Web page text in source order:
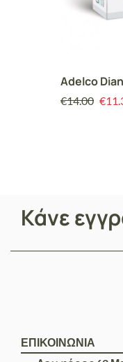
Adelco
€14.00 €
Κάνε
ΕΠΙΚΟΙΝΩΝΙΑ